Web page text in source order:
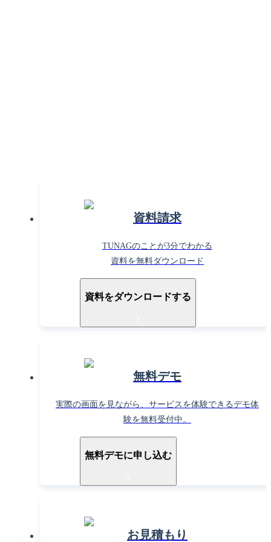
資料請求
TUNAGのことが3分でわかる
資料を無料ダウンロード
資料をダウンロードする
無料デモ
実際の画面を見ながら、サービスを体験できるデモ体
験を無料受付中。
無料デモに申し込む
お見積もり